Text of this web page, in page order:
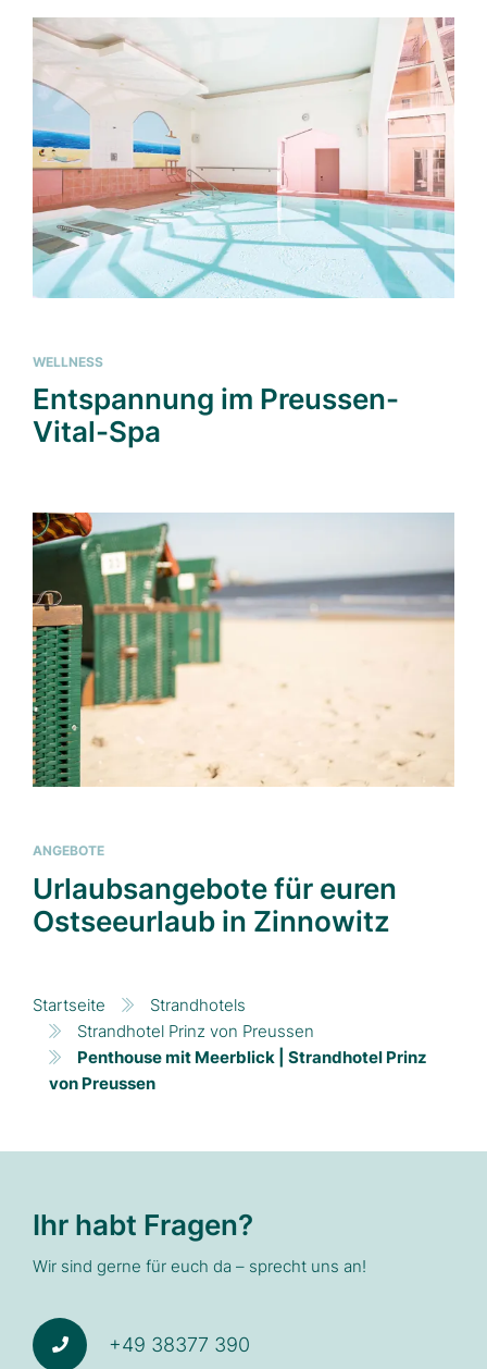
WELLNESS
Entspannung im Preussen-
Vital-Spa
ANGEBOTE
Urlaubsangebote für euren
Ostseeurlaub in Zinnowitz
Startseite
Strandhotels
Strandhotel Prinz von Preussen
Penthouse mit Meerblick | Strandhotel Prinz
von Preussen
Ihr habt Fragen?
Wir sind gerne für euch da – sprecht uns an!
+49 38377 390